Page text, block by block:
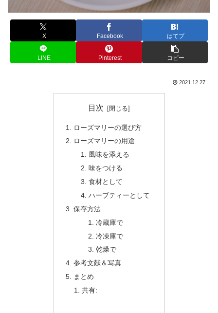
X Facebook はてブ
LINE Pinterest コピー
2021.12.27
目次
ローズマリーの選び方
ローズマリーの用途
風味を添える
味をつける
食材として
ハーブティーとして
保存方法
冷蔵庫で
冷凍庫で
乾燥で
参考文献＆写真
まとめ
共有: